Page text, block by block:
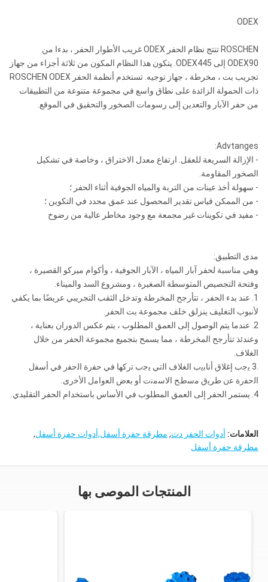
ODEX
ROSCHEN تنتج نظام الحفر ODEX غريب الأطوار الحفر ، بدءا من
ODEX90 إلى ODEX445.
يتكون هذا النظام المكون من ثلاثة أجزاء من جهاز
تجريب بت ، مخرطة ، جهاز توجيه.
تستخدم أنظمة الحفر ROSCHEN ODEX
ذات الحمولة الزائدة على نطاق واسع في مجموعة متنوعة من التطبيقات
من حفر الآبار والتعدين إلى رسومات الصخور والتحقيق في الموقع.
Advtanges:
- الإزالة السريعة للعقل. ارتفاع معدل الاختراق ، وخاصة في تشكيل
الصخور المقاومة.
- سهولة أخذ عينات من التربة والمياه الجوفية أثناء الحفر ؛
- من الممكن قياس تقدير المحصول عند عمق محدد في التكوين ؛
- مفيد في تكوينات غير مجمعة مع وجود مخاطر عالية من رضوخ
مدى التطبيق:
وهي مناسبة لحفر آبار المياه ، الآبار الجوفية ، وأكوام ميركو القصيرة ،
وفتحة التجصيص المتوسطة الصغيرة ، ومشروع السد والميناء.
1. عند بدء الحفر ، تتأرجح المخرطة وتدخل الثقب التجريبي عريضًا بما يكفي
لأنبوب التغليف ينزلق خلف مجموعة بت الحفر.
2. عندما يتم الوصول إلى العمق المطلوب ، يتم عكس الدوران بعناية ،
وعندئذ تتأرجح المخرطة ، مما يسمح بتجميع مجموعة الحفر من خلال
الغلاف.
.3 ﯾﺟب إﻏﻼق أﻧﺎﺑﯾب اﻟﻐﻼف اﻟﺗﻲ ﯾﺟب ﺗرﮐﮭﺎ ﻓﻲ ﺣﻔرة اﻟﺣﻔر ﻓﻲ أﺳﻔل
اﻟﺣﻔرة ﻋن طرﯾق ﻣﺳطﺢ اﻻﺳﻣﻧت أو ﺑﻌض اﻟﻌواﻣل اﻷﺧرى.
4. يستمر الحفر إلى العمق المطلوب في الأساس باستخدام الحفر التقليدي.
العلامات: أدوات الحفر دث, مطرقة حفرة أسفل,أدوات حفرة أسفل,
مطرقة حفرة أسفل
المنتجات الموصى بها